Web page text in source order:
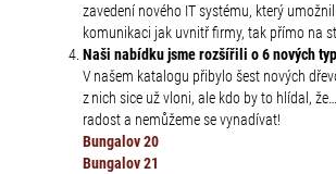
zavedení nového IT systému, který
komunikaci jak uvnitř firmy, tak přímo na
Naši nabídku jsme rozšířili o 6 nových
V našem katalogu přibylo šest nových
z nich sice už vloni, ale kdo by to hlídal,
radost a nemůžeme se vynadívat!
Bungalov 20
Bungalov 21